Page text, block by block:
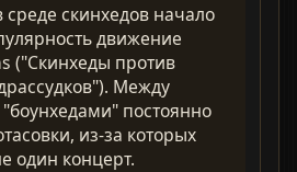
среде скинхедов начало
движение
("Скинхеды против
Между
постоянно
из-за которых
один концерт.